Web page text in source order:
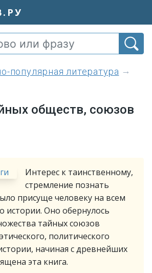
популярная литература
обществ, союзов
Интерес к таинственному,
стремление познать
присуще человеку на всем
истории. Оно обернулось
тайных союзов
политического
начиная с древнейших
эта книга.